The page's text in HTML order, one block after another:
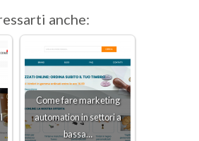
anche:
Come fare marketing
automation in settori a
bassa…